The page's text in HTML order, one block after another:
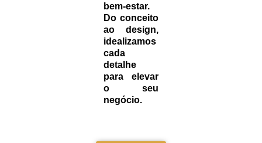
bem-estar.
Do conceito
ao design,
idealizamos
cada
detalhe
para elevar
o seu
negócio.